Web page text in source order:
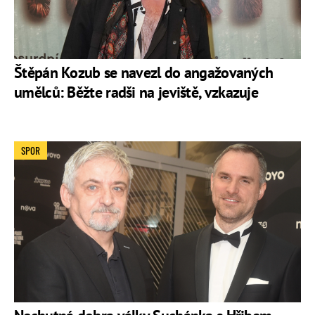
Štěpán Kozub se navezl do angažovaných
umělců: Běžte radši na jeviště, vzkazuje
SPOR